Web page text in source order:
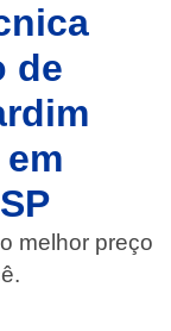
de
melhor preço